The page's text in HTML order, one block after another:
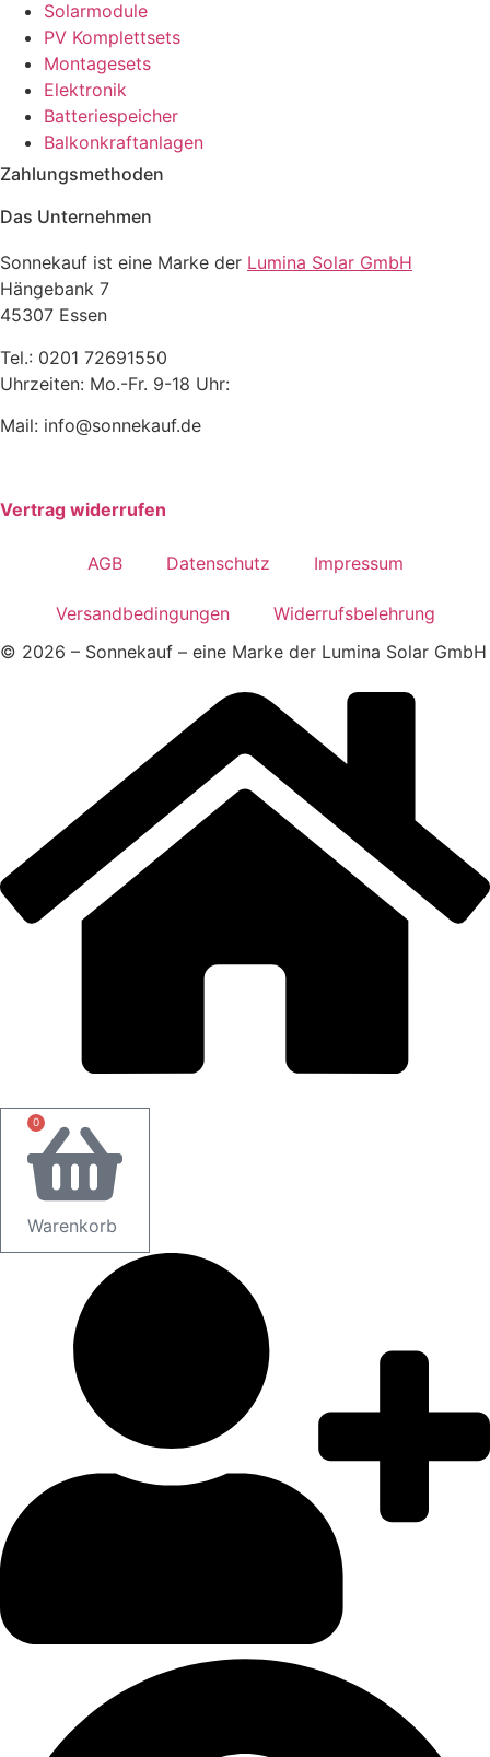
Solarmodule
PV Komplettsets
Montagesets
Elektronik
Batteriespeicher
Balkonkraftanlagen
Zahlungsmethoden
Das Unternehmen
Sonnekauf ist eine Marke der Lumina Solar GmbH
Hängebank 7
45307 Essen
Tel.: 0201 72691550
Uhrzeiten: Mo.-Fr. 9-18 Uhr:
Mail: info@sonnekauf.de
Vertrag widerrufen
AGB Datenschutz Impressum
Versandbedingungen
Widerrufsbelehrung
© 2026 – Sonnekauf – eine Marke der Lumina Solar GmbH
0
Warenkorb